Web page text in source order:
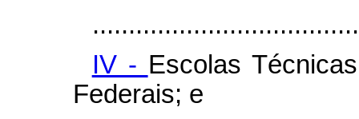
IV - Escolas
Federais; e